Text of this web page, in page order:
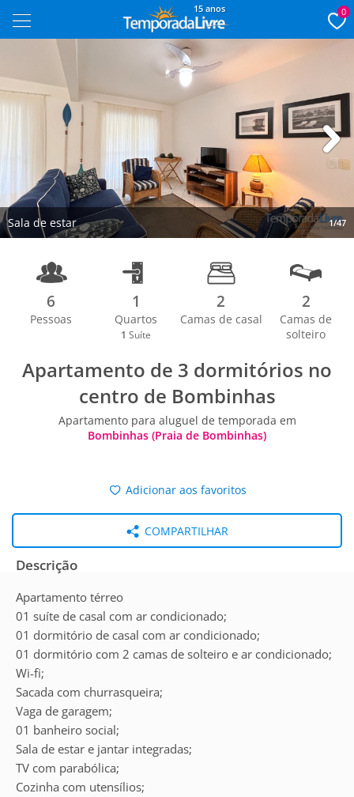
15 anos 0
Sala de estar 1/47
Next
6
Pessoas
1
Quartos
1 Suíte
2
Camas de casal
2
Camas de
solteiro
Apartamento de 3 dormitórios no
centro de Bombinhas
Apartamento para aluguel de temporada em
Bombinhas (Praia de Bombinhas)
Adicionar aos favoritos
COMPARTILHAR
Descrição
Apartamento térreo
01 suíte de casal com ar condicionado;
01 dormitório de casal com ar condicionado;
01 dormitório com 2 camas de solteiro e ar condicionado;
Wi-fi;
Sacada com churrasqueira;
Vaga de garagem;
01 banheiro social;
Sala de estar e jantar integradas;
TV com parabólica;
Cozinha com utensílios;